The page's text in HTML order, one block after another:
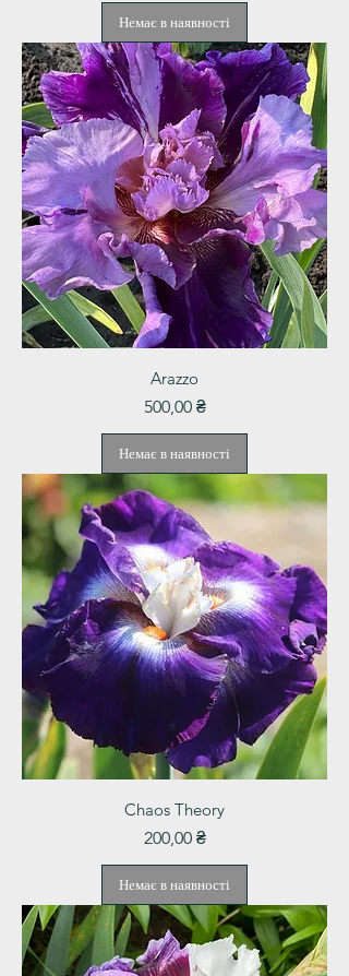
Немає в наявності
Arazzo
Ціна
500,00 ₴
Немає в наявності
Chaos Theory
Ціна
200,00 ₴
Немає в наявності